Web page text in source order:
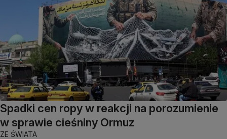
Spadki cen ropy w reakcji na porozumienie
w sprawie cieśniny Ormuz
ZE ŚWIATA